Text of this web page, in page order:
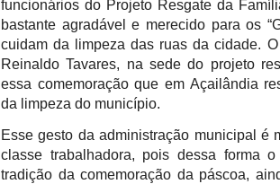
funcionários do Projeto Resgate da
bastante agradável e merecido para os
cuidam da limpeza das ruas da cidade.
Reinaldo Tavares, na sede do projeto
essa comemoração que em Açailândia
da limpeza do município.
Esse gesto da administração municipal é
classe trabalhadora, pois dessa forma
tradição da comemoração da páscoa,